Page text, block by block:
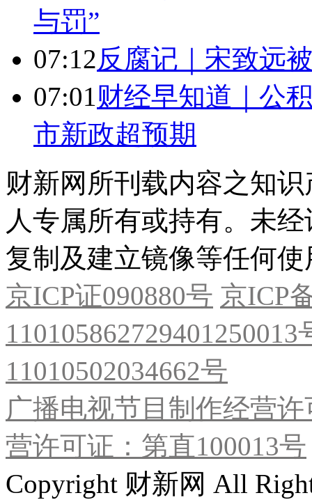
与罚”
07:12反腐记｜宋致远
07:01财经早知道｜公
市新政超预期
财新网所刊载内容之知
人专属所有或持有。未
复制及建立镜像等任何使
京ICP证090880号 京ICP
11010502034662号
广播电视节目制作经营
营许可证：第直100013号
Copyright 财新网 All